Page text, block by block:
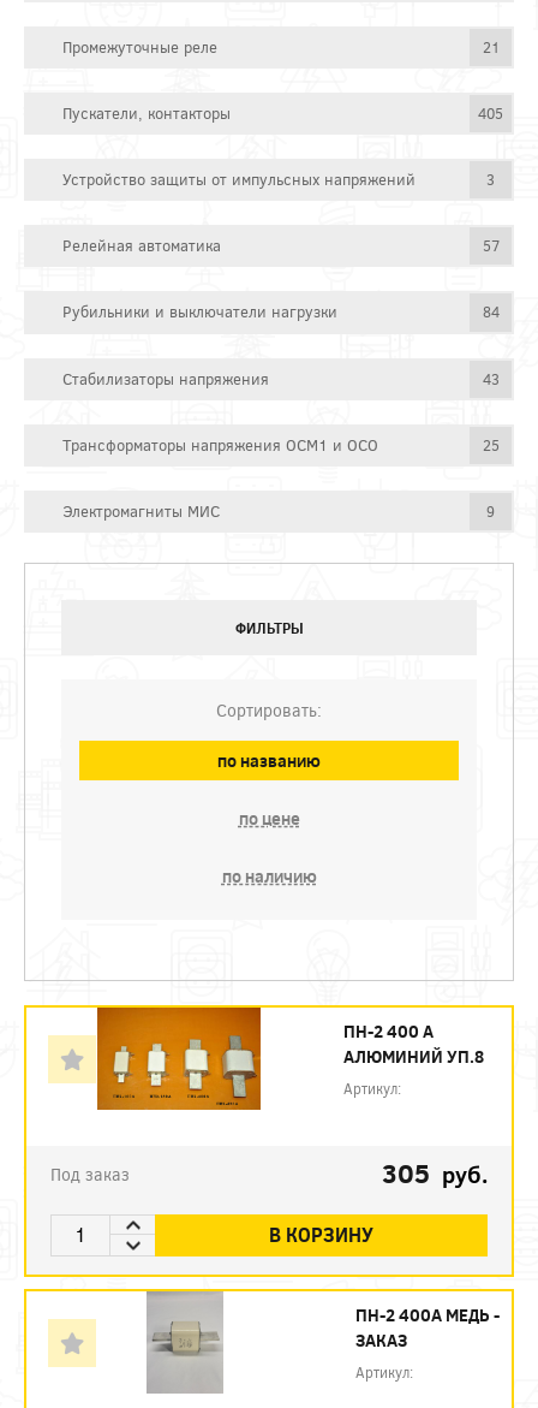
Промежуточные реле 21
Пускатели, контакторы 405
Устройство защиты от импульсных напряжений 3
Релейная автоматика 57
Рубильники и выключатели нагрузки 84
Стабилизаторы напряжения 43
Трансформаторы напряжения ОСМ1 и ОСО 25
Электромагниты МИС 9
ФИЛЬТРЫ
Сортировать:
по названию
по цене
по наличию
ПН-2 400 А
АЛЮМИНИЙ УП.8
Артикул:
Под заказ 305 руб.
В КОРЗИНУ
ПН-2 400А МЕДЬ -
ЗАКАЗ
Артикул: